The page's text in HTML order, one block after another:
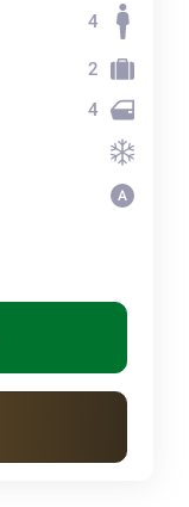
4
2
4